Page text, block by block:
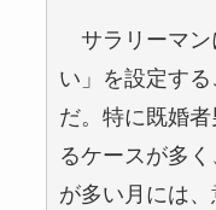
サラリーマン
い」を設定す
だ。特に既婚
るケースが多
が多い月には、